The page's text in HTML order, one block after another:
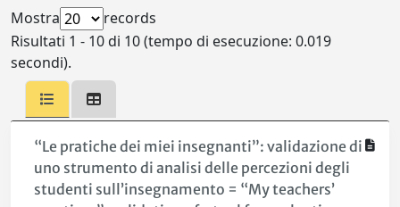
Mostra
records
Risultati 1 - 10 di 10 (tempo di esecuzione: 0.019
secondi).
“Le pratiche dei miei insegnanti”: validazione di
uno strumento di analisi delle percezioni degli
studenti sull’insegnamento = “My teachers’